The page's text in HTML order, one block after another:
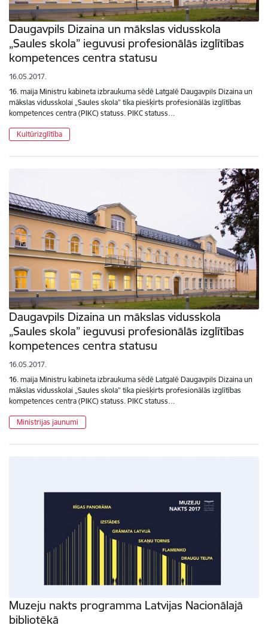
Daugavpils Dizaina un mākslas vidusskola
„Saules skola” ieguvusi profesionālās izglītības
kompetences centra statusu
16.05.2017.
16. maija Ministru kabineta izbraukuma sēdē Latgalē Daugavpils Dizaina un
mākslas vidusskolai „Saules skola” tika piešķirts profesionālās izglītības
kompetences centra (PIKC) statuss. PIKC statuss…
Kultūrizglītība
Daugavpils Dizaina un mākslas vidusskola
„Saules skola” ieguvusi profesionālās izglītības
kompetences centra statusu
16.05.2017.
16. maija Ministru kabineta izbraukuma sēdē Latgalē Daugavpils Dizaina un
mākslas vidusskolai „Saules skola” tika piešķirts profesionālās izglītības
kompetences centra (PIKC) statuss. PIKC statuss…
Ministrijas jaunumi
Muzeju nakts programma Latvijas Nacionālajā
bibliotēkā